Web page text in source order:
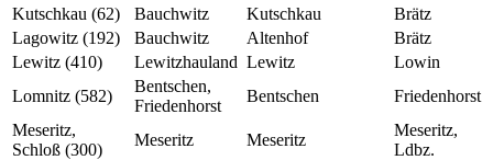
Kutschkau (62)
Bauchwitz Kutschkau
Brätz
Lagowitz (192)
Bauchwitz Altenhof
Brätz
Lewitz (410)
Lewitzhauland Lewitz
Lowin
Lomnitz (582)
Bentschen,
Friedenhorst
Bentschen
Friedenhorst
Meseritz,
Schloß (300)
Meseritz Meseritz
Meseritz,
Ldbz.